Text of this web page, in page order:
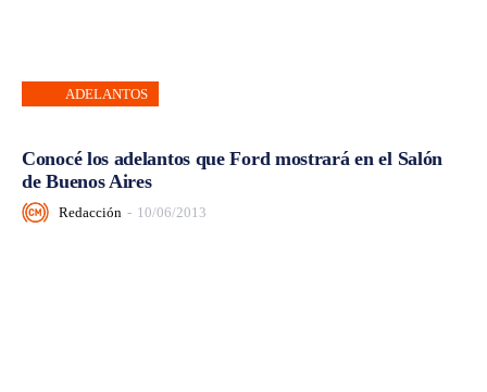
ADELANTOS
Conocé los adelantos que Ford mostrará en el Salón
de Buenos Aires
Redacción - 10/06/2013